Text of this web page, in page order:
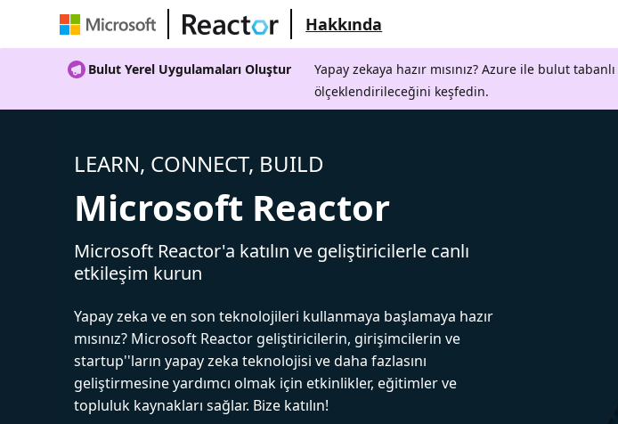
Hakkında
Bulut Yerel Uygulamaları Oluştur
Yapay zekaya hazır mısınız? Azure ile bulut
ölçeklendirileceğini keşfedin.
LEARN, CONNECT, BUILD
Microsoft Reactor
Microsoft Reactor'a katılın ve geliştiricilerle canlı
etkileşim kurun
Yapay zeka ve en son teknolojileri kullanmaya başlamaya hazır
mısınız? Microsoft Reactor geliştiricilerin, girişimcilerin ve
startup''ların yapay zeka teknolojisi ve daha fazlasını
geliştirmesine yardımcı olmak için etkinlikler, eğitimler ve
topluluk kaynakları sağlar. Bize katılın!